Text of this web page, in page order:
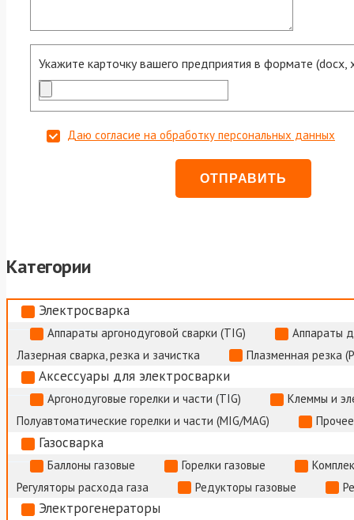
Укажите карточку вашего предприятия в формате (docx,
Даю согласие на обработку персональных данных
Категории
Электросварка
Аппараты аргонодуговой сварки (TIG)
Аппараты
Лазерная сварка, резка и зачистка
Плазменная резка
Аксессуары для электросварки
Аргонодуговые горелки и части (TIG)
Клеммы и
Полуавтоматические горелки и части (MIG/MAG)
Газосварка
Баллоны газовые Горелки газовые
Регуляторы расхода газа
Редукторы газовые
Электрогенераторы